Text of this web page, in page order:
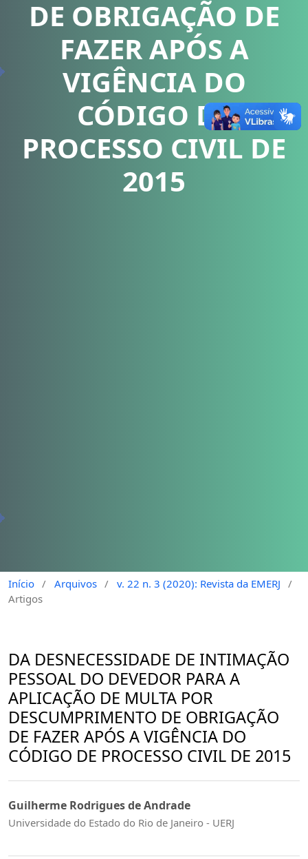
DE OBRIGAÇÃO DE
FAZER APÓS A
VIGÊNCIA DO
CÓDIGO DE
PROCESSO CIVIL DE
2015
Início / Arquivos / v. 22 n. 3 (2020): Revista da EMERJ
/
Artigos
DA DESNECESSIDADE DE INTIMAÇÃO
PESSOAL DO DEVEDOR PARA A
APLICAÇÃO DE MULTA POR
DESCUMPRIMENTO DE OBRIGAÇÃO
DE FAZER APÓS A VIGÊNCIA DO
CÓDIGO DE PROCESSO CIVIL DE 2015
Guilherme Rodrigues de Andrade
Universidade do Estado do Rio de Janeiro - UERJ